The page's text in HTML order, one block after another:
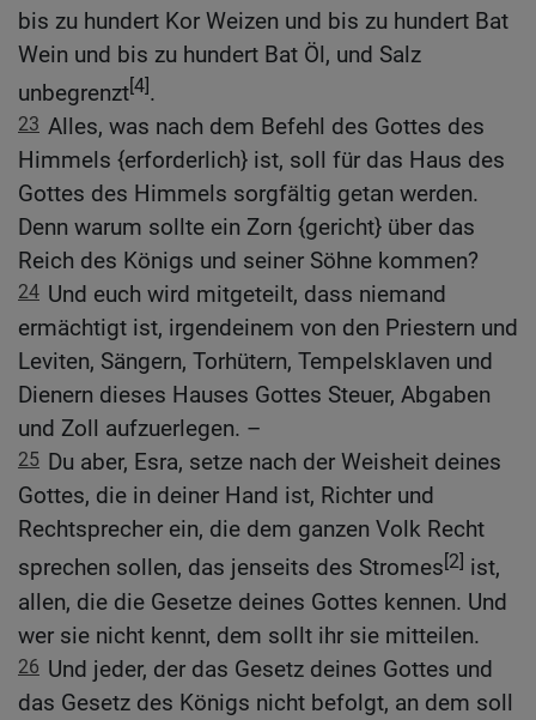
bis zu hundert Kor Weizen und bis zu hundert Bat
Wein und bis zu hundert Bat Öl, und Salz
unbegrenzt[4].
23 Alles, was nach dem Befehl des Gottes des
Himmels {erforderlich} ist, soll für das Haus des
Gottes des Himmels sorgfältig getan werden.
Denn warum sollte ein Zorn {gericht} über das
Reich des Königs und seiner Söhne kommen?
24 Und euch wird mitgeteilt, dass niemand
ermächtigt ist, irgendeinem von den Priestern und
Leviten, Sängern, Torhütern, Tempelsklaven und
Dienern dieses Hauses Gottes Steuer, Abgaben
und Zoll aufzuerlegen. –
25 Du aber, Esra, setze nach der Weisheit deines
Gottes, die in deiner Hand ist, Richter und
Rechtsprecher ein, die dem ganzen Volk Recht
sprechen sollen, das jenseits des Stromes[2] ist,
allen, die die Gesetze deines Gottes kennen. Und
wer sie nicht kennt, dem sollt ihr sie mitteilen.
26 Und jeder, der das Gesetz deines Gottes und
das Gesetz des Königs nicht befolgt, an dem soll